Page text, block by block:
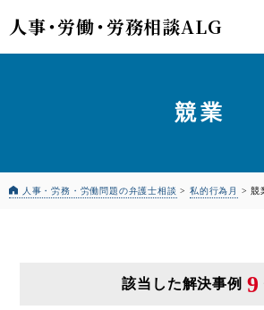
人事・労働・労務相談ALG
競業
人事・労務・労働問題の弁護士相談 >私的行為月 >競
該当した解決事例 9